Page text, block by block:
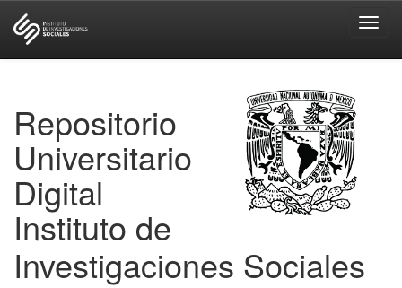
Repositorio
Universitario
Digital
Instituto de
Investigaciones Sociales